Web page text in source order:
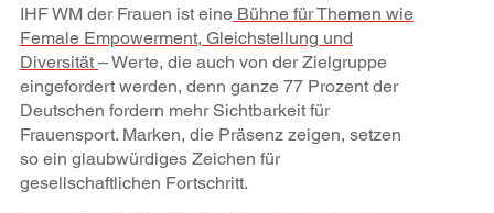
IHF WM der Frauen ist eineBühne für Themen wie
Female Empowerment, Gleichstellung und
Diversität – Werte, die auch von der Zielgruppe
eingefordert werden, denn ganze 77 Prozent der
Deutschen fordern mehr Sichtbarkeit für
Frauensport. Marken, die Präsenz zeigen, setzen
so ein glaubwürdiges Zeichen für
gesellschaftlichen Fortschritt.